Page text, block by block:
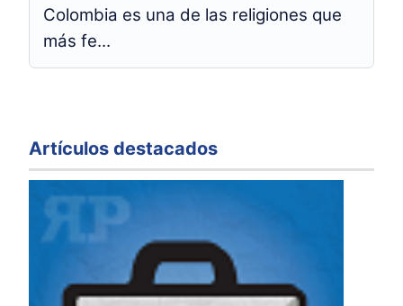
Colombia es una de las religiones que
más fe...
Artículos destacados